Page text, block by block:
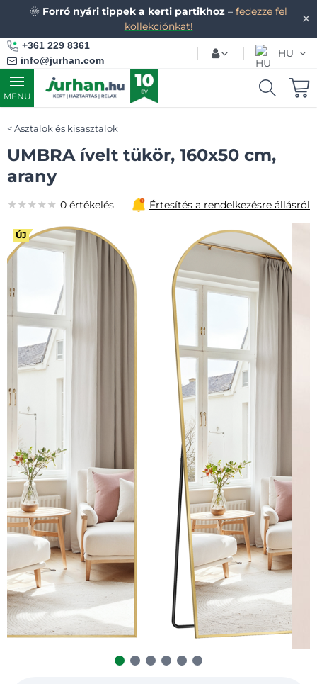
✕
🌞 Forró nyári tippek a kerti partikhoz – fedezze fel
kollekciónkat!
+361 229 8361
info@jurhan.com
HU
MENU
Asztalok és kisasztalok
UMBRA ívelt tükör, 160x50 cm,
arany
ÚJ
★★★★★
★★★★★
★★★★★ 0 értékelés Értesítés a rendelkezésre állásról